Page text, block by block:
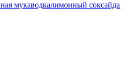
мукаводкалимонный соксайда